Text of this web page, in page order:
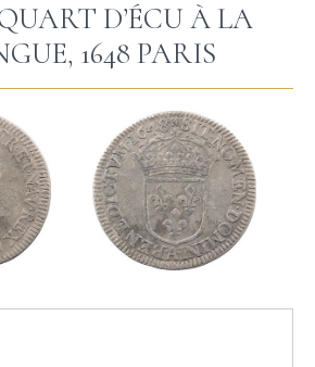
D’ÉCU À LA
1648 PARIS